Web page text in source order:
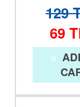
129
69